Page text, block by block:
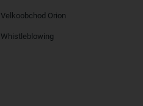
Velkoobchod Orion
Whistleblowing